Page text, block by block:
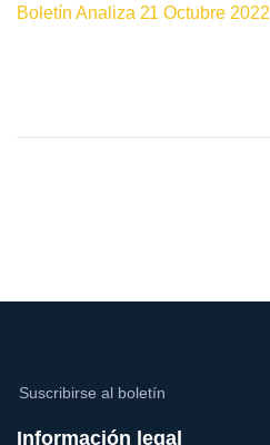
Boletín Analiza 21 Octubre 2022
Suscribirse al boletín
Información legal